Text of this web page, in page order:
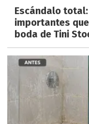
Escándalo
importantes
boda de Tini